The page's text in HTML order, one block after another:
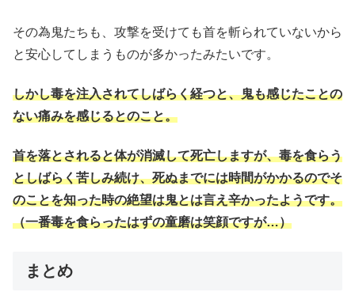
その為鬼たちも、攻撃を受けても首を斬られていないから
と安心してしまうものが多かったみたいです。
しかし毒を注入されてしばらく経つと、鬼も感じたことの
ない痛みを感じるとのこと。
首を落とされると体が消滅して死亡しますが、毒を食らう
としばらく苦しみ続け、死ぬまでには時間がかかるのでそ
のことを知った時の絶望は鬼とは言え辛かったようです。
（一番毒を食らったはずの童磨は笑顔ですが…）
まとめ